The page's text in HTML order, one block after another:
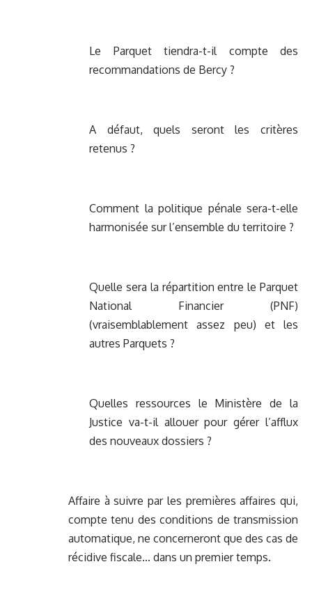
Le Parquet tiendra-t-il compte des
recommandations de Bercy ?
A défaut, quels seront les critères
retenus ?
Comment la politique pénale sera-t-elle
harmonisée sur l’ensemble du territoire ?
Quelle sera la répartition entre le Parquet
National Financier (PNF)
(vraisemblablement assez peu) et les
autres Parquets ?
Quelles ressources le Ministère de la
Justice va-t-il allouer pour gérer l’afflux
des nouveaux dossiers ?
Affaire à suivre par les premières affaires qui,
compte tenu des conditions de transmission
automatique, ne concerneront que des cas de
récidive fiscale… dans un premier temps.